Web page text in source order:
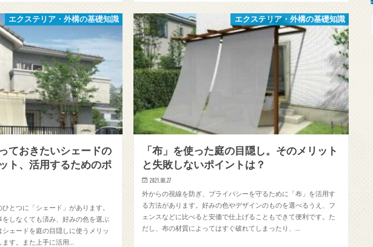
エクステリア・外構の基礎知識
ておきたいシェードの
ト、活用するためのポ
とつに「シェード」があります。
しなくても済み、好みの色を選ぶ
ェードを庭の目隠しに使うメリッ
す。また上手に活用…
エクステリア・外構の基礎知識
「布」を使った庭の目隠し。そのメリット
と失敗しないポイントは？
2021.08.27
外からの視線を防ぎ、プライバシーを守るために「布」を活用す
る方法があります。好みの色やデザインのものを選べるうえ、フ
ェンスなどに比べると安価で仕上げることもできて便利です。た
だし、布の材質によってはすぐ破れてしまったり、…